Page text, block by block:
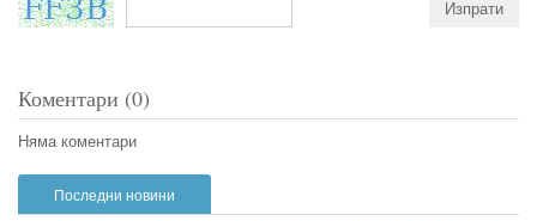
Коментари (0)
Няма коментари
Последни новини